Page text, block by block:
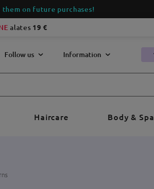
on future purchases!
alates 19 €
Follow us Information
Haircare Body & Spa